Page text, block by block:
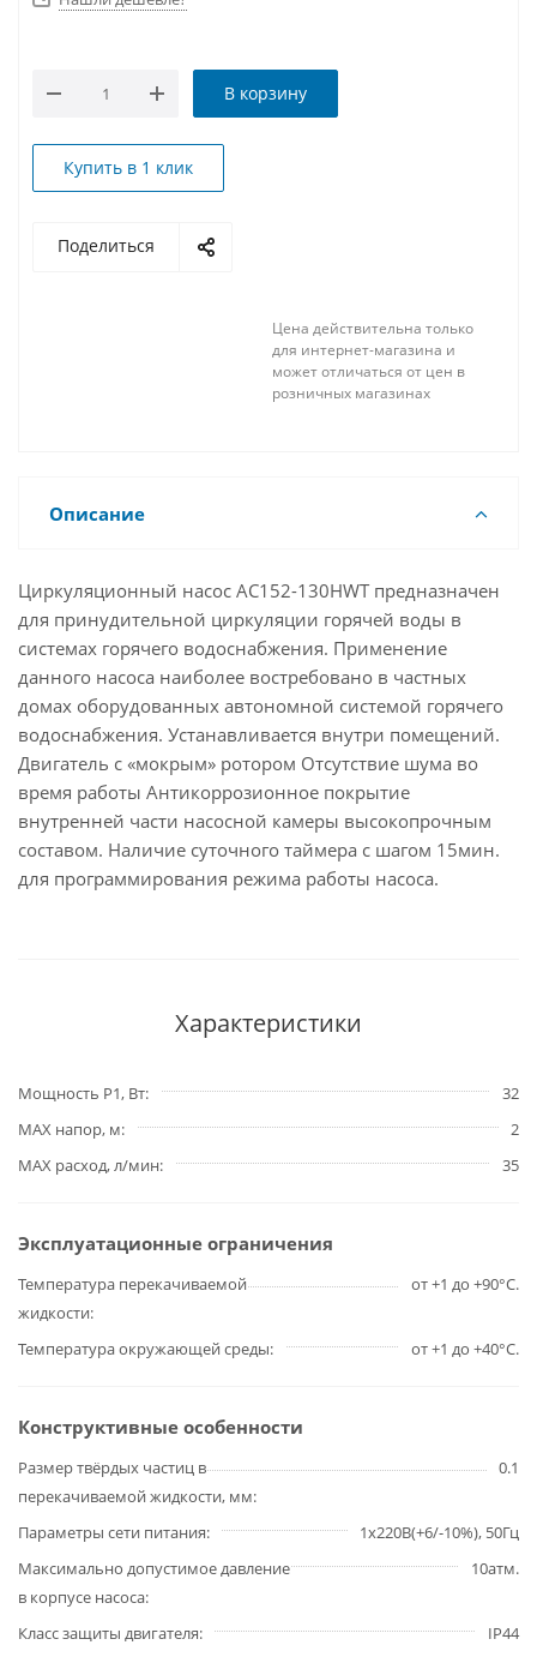
В корзину
Купить в 1 клик
Поделиться
Цена действительна только
для интернет-магазина и
может отличаться от цен в
розничных магазинах
Описание
Циркуляционный насос AC152-130HWT предназначен
для принудительной циркуляции горячей воды в
системах горячего водоснабжения. Применение
данного насоса наиболее востребовано в частных
домах оборудованных автономной системой горячего
водоснабжения. Устанавливается внутри помещений.
Двигатель с «мокрым» ротором Отсутствие шума во
время работы Антикоррозионное покрытие
внутренней части насосной камеры высокопрочным
составом. Наличие суточного таймера с шагом 15мин.
для программирования режима работы насоса.
Характеристики
Мощность P1, Вт
32
MAX напор, м
2
MAX расход, л/мин
35
Эксплуатационные ограничения
Температура перекачиваемой
жидкости
от +1 до +90°С.
Температура окружающей среды от +1 до +40°С.
Конструктивные особенности
Размер твёрдых частиц в
перекачиваемой жидкости, мм
0.1
Параметры сети питания
1х220В(+6/-10%), 50Гц
Максимально допустимое давление
в корпусе насоса
10атм.
Класс защиты двигателя IP44